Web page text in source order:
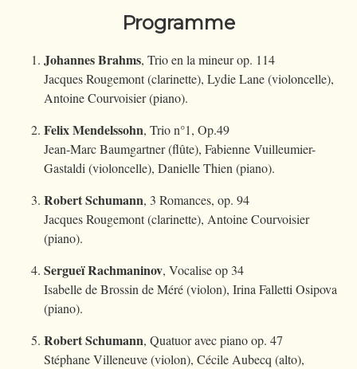
Programme
Johannes Brahms, Trio en la mineur op. 114
Jacques Rougemont (clarinette), Lydie Lane (violoncelle),
Antoine Courvoisier (piano).
Felix Mendelssohn, Trio n°1, Op.49
Jean-Marc Baumgartner (flûte), Fabienne Vuilleumier-
Gastaldi (violoncelle), Danielle Thien (piano).
Robert Schumann, 3 Romances, op. 94
Jacques Rougemont (clarinette), Antoine Courvoisier
(piano).
Sergueï Rachmaninov, Vocalise op 34
Isabelle de Brossin de Méré (violon), Irina Falletti Osipova
(piano).
Robert Schumann, Quatuor avec piano op. 47
Stéphane Villeneuve (violon), Cécile Aubecq (alto),